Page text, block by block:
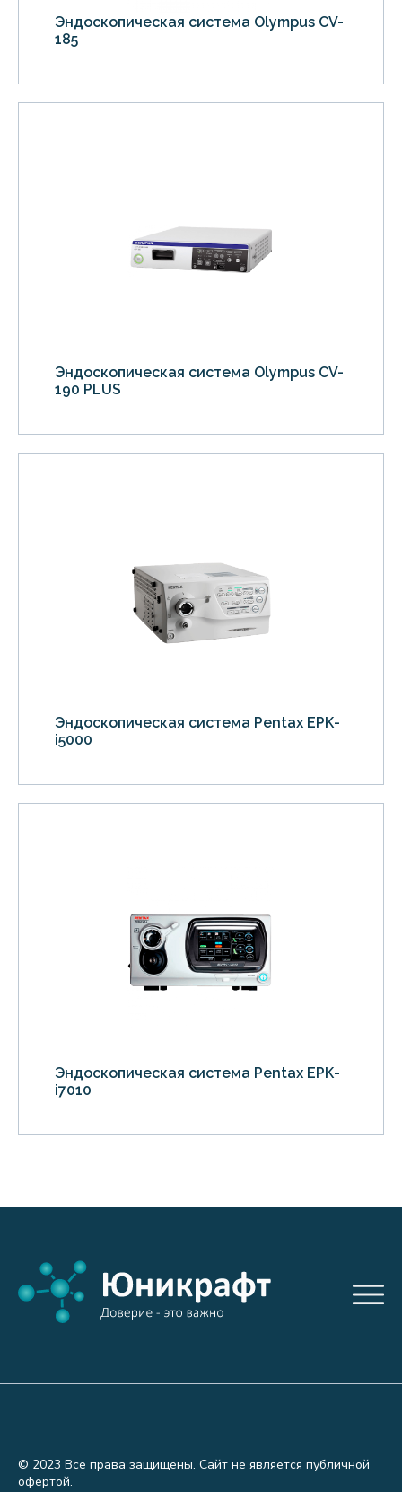
Эндоскопическая система Olympus CV-
185
Эндоскопическая система Olympus CV-
190 PLUS
Эндоскопическая система Pentax EPK-
i5000
Эндоскопическая система Pentax EPK-
i7010
© 2023 Все права защищены. Сайт не является публичной
офертой.